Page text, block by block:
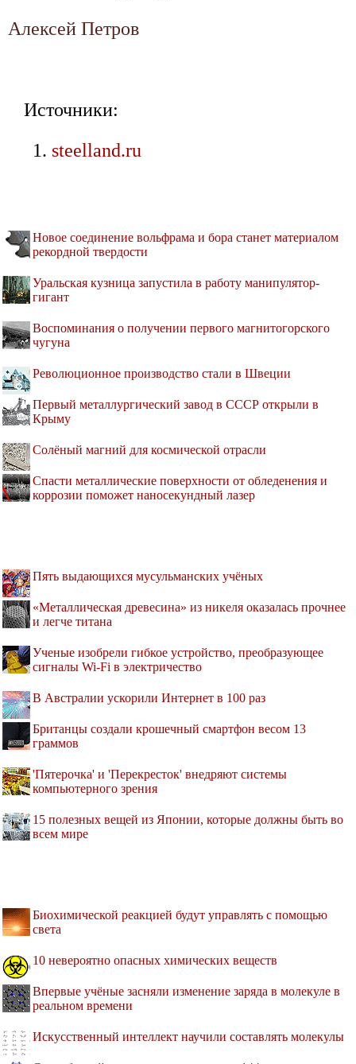
Алексей Петров
Источники:
steelland.ru
Новое соединение вольфрама и бора станет материалом
рекордной твердости
Уральская кузница запустила в работу манипулятор-
гигант
Воспоминания о получении первого магнитогорского
чугуна
Революционное производство стали в Швеции
Первый металлургический завод в СССР открыли в
Крыму
Солёный магний для космической отрасли
Спасти металлические поверхности от обледенения и
коррозии поможет наносекундный лазер
Пять выдающихся мусульманских учёных
«Металлическая древесина» из никеля оказалась прочнее
и легче титана
Ученые изобрели гибкое устройство, преобразующее
сигналы Wi-Fi в электричество
В Австралии ускорили Интернет в 100 раз
Британцы создали крошечный смартфон весом 13
граммов
'Пятерочка' и 'Перекресток' внедряют системы
компьютерного зрения
15 полезных вещей из Японии, которые должны быть во
всем мире
Биохимической реакцией будут управлять с помощью
света
10 невероятно опасных химических веществ
Впервые учёные засняли изменение заряда в молекуле в
реальном времени
Искусственный интеллект научили составлять молекулы